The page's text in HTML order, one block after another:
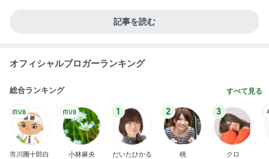
記事を読む
オフィシャルブロガーランキング
総合ランキング すべて見る
市川團十郎白
小林麻央
1
だいたひかる
2
桃
3
クロ